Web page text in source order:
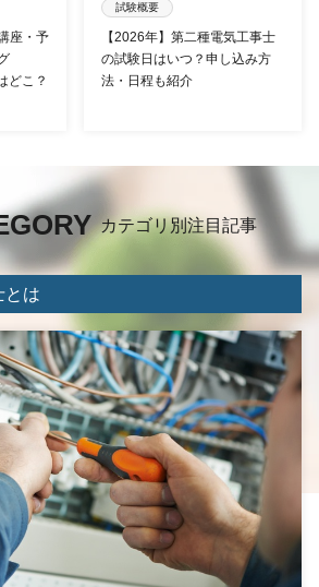
座・予
どこ？
試験概要
【2026年】第二種電気工事士
の試験日はいつ？申し込み方
法・日程も紹介
カテゴリ別注目記事
とは